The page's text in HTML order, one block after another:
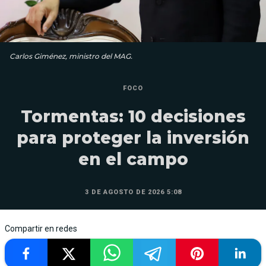
Carlos Giménez, ministro del MAG.
FOCO
Tormentas: 10 decisiones
para proteger la inversión
en el campo
3 DE AGOSTO DE 2026 5:08
Compartir en redes